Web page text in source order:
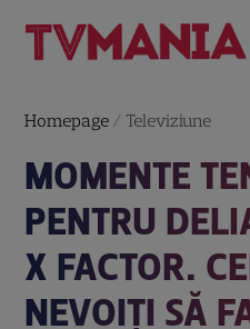
Homepage / Televiziune
MOMENTE
PENTRU
X FACTOR.
NEVOIȚI SĂ